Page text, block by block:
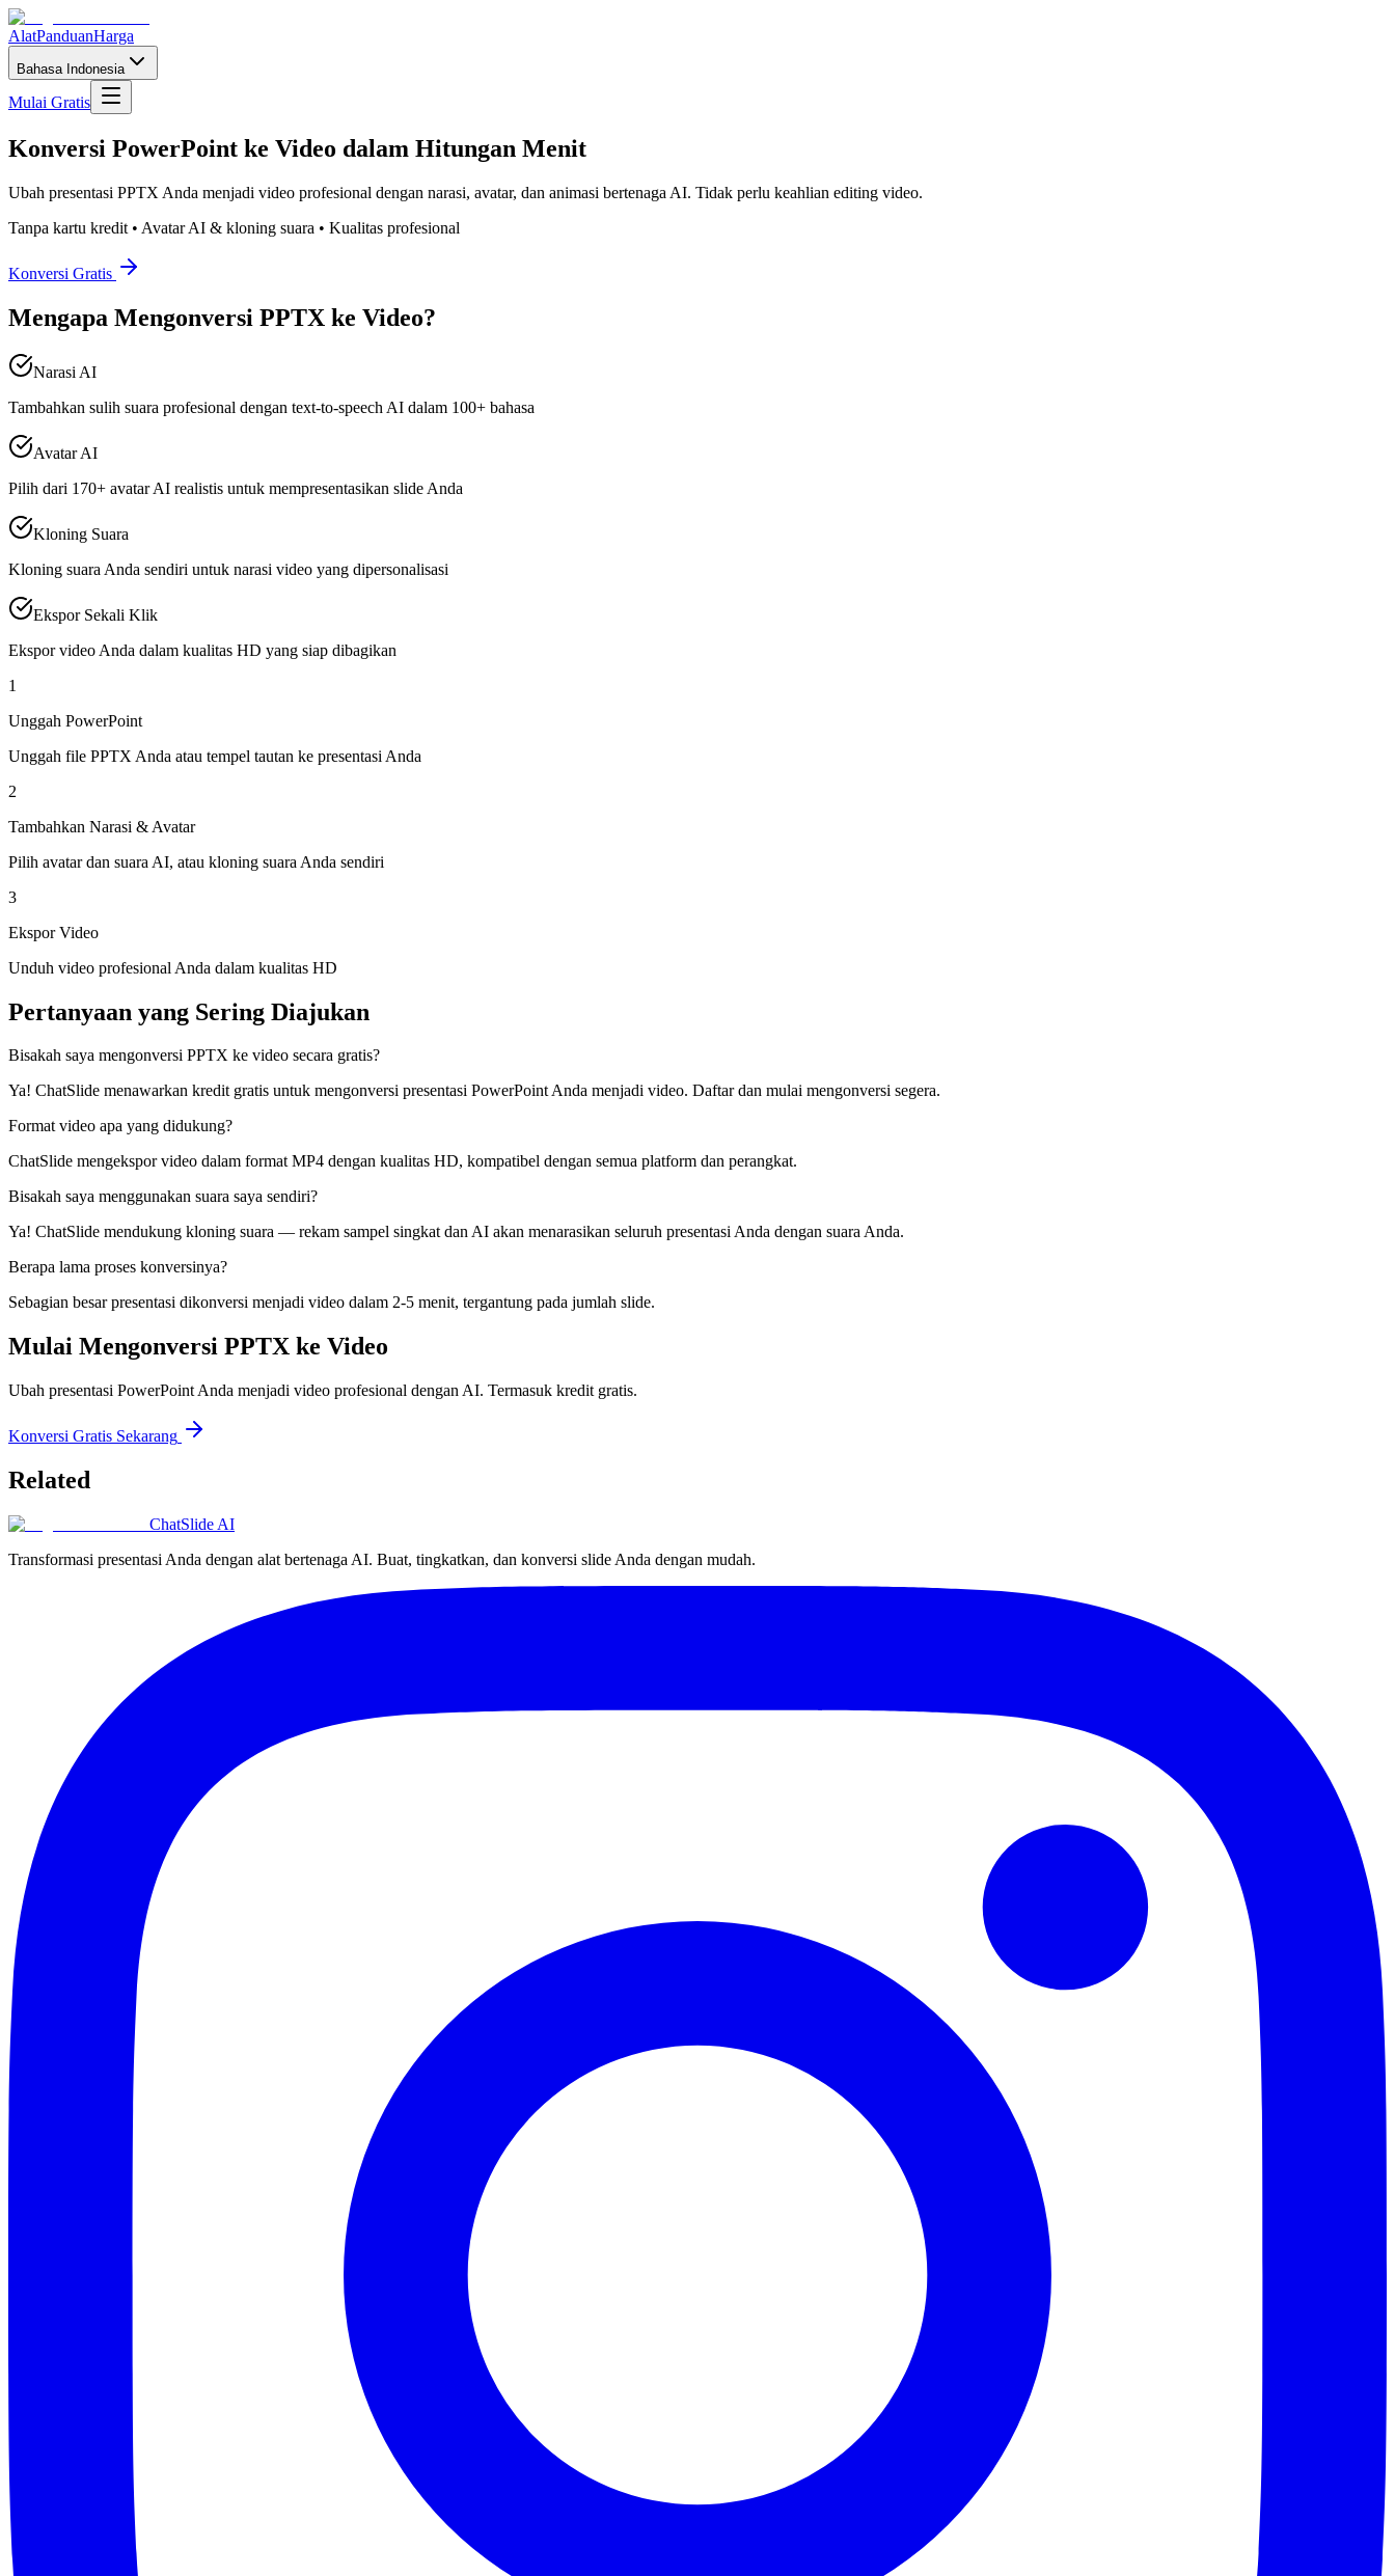
AlatPanduanHarga
Bahasa Indonesia
Mulai Gratis
Konversi PowerPoint ke Video dalam Hitungan Menit
Ubah presentasi PPTX Anda menjadi video profesional dengan narasi, avatar, dan animasi bertenaga AI. Tidak perlu keahlian editing video.
Tanpa kartu kredit • Avatar AI & kloning suara • Kualitas profesional
Konversi Gratis
Mengapa Mengonversi PPTX ke Video?
Narasi AI
Tambahkan sulih suara profesional dengan text-to-speech AI dalam 100+ bahasa
Avatar AI
Pilih dari 170+ avatar AI realistis untuk mempresentasikan slide Anda
Kloning Suara
Kloning suara Anda sendiri untuk narasi video yang dipersonalisasi
Ekspor Sekali Klik
Ekspor video Anda dalam kualitas HD yang siap dibagikan
1
Unggah PowerPoint
Unggah file PPTX Anda atau tempel tautan ke presentasi Anda
2
Tambahkan Narasi & Avatar
Pilih avatar dan suara AI, atau kloning suara Anda sendiri
3
Ekspor Video
Unduh video profesional Anda dalam kualitas HD
Pertanyaan yang Sering Diajukan
Bisakah saya mengonversi PPTX ke video secara gratis?
Ya! ChatSlide menawarkan kredit gratis untuk mengonversi presentasi PowerPoint Anda menjadi video. Daftar dan mulai mengonversi segera.
Format video apa yang didukung?
ChatSlide mengekspor video dalam format MP4 dengan kualitas HD, kompatibel dengan semua platform dan perangkat.
Bisakah saya menggunakan suara saya sendiri?
Ya! ChatSlide mendukung kloning suara — rekam sampel singkat dan AI akan menarasikan seluruh presentasi Anda dengan suara Anda.
Berapa lama proses konversinya?
Sebagian besar presentasi dikonversi menjadi video dalam 2-5 menit, tergantung pada jumlah slide.
Mulai Mengonversi PPTX ke Video
Ubah presentasi PowerPoint Anda menjadi video profesional dengan AI. Termasuk kredit gratis.
Konversi Gratis Sekarang
Related
ChatSlide AI
Transformasi presentasi Anda dengan alat bertenaga AI. Buat, tingkatkan, dan konversi slide Anda dengan mudah.